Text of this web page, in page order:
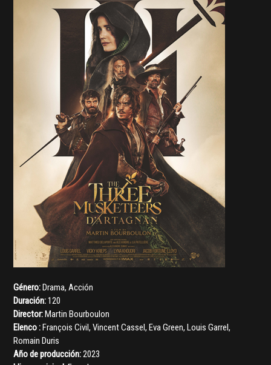
Género:Drama,Acción
Duración:120
Director:Martin Bourboulon
Elenco :François Civil,Vincent Cassel,Eva Green,Louis Garrel,
Romain Duris
Año de producción:2023